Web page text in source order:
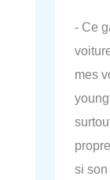
- Ce
mes
si